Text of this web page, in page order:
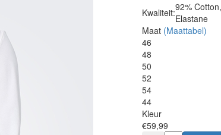
Kwaliteit:92%
Elastane
Maat (Maattabel)
46
48
50
52
54
44
Kleur
€59,99